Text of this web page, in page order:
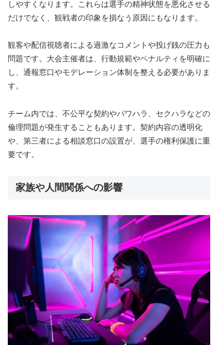
しやすくなります。これらは選手の精神状態を悪化させる
だけでなく、観戦者の印象を損なう原因にもなります。
観客や配信視聴者による過激なコメントや投げ銭の圧力も
問題です。大会主催者は、行動規範やペナルティを明確に
し、通報窓口やモデレーション体制を整える必要がありま
す。
チーム内では、不公平な契約やパワハラ、セクハラなどの
倫理問題が発生することもあります。契約内容の透明化
や、第三者による相談窓口の設置が、選手の権利保護に重
要です。
家族や人間関係への影響